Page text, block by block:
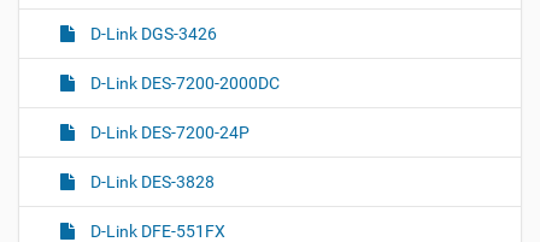
D-Link DGS-3426
D-Link DES-7200-2000DC
D-Link DES-7200-24P
D-Link DES-3828
D-Link DFE-551FX